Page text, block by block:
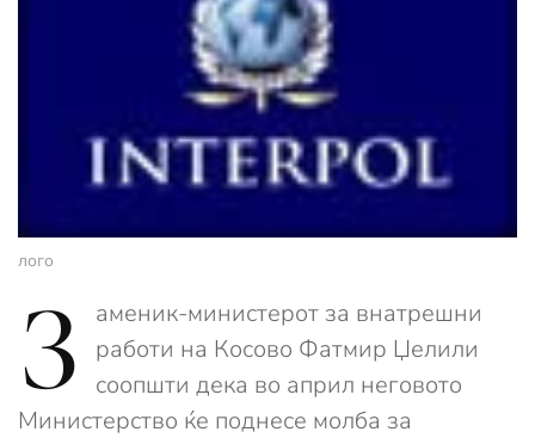
лого
З
аменик-министерот за внатрешни
работи на Косово Фатмир Џелили
соопшти дека во април неговото
Министерство ќе поднесе молба за